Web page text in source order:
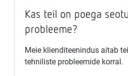
Kas teil on poega
probleeme?
Meie klienditeenindus aitab
tehniliste probleemide korral.